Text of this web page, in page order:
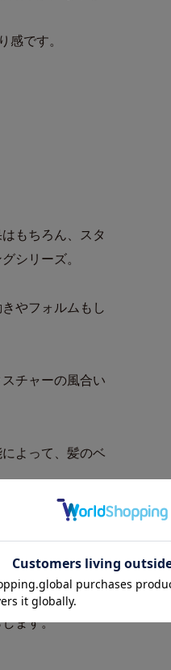
感です。
もちろん、スタ
シリーズ。
やフォルムもし
チャーの風合い
よって、髪のベ
じみやすい設計
ニラの甘さが出
ます。